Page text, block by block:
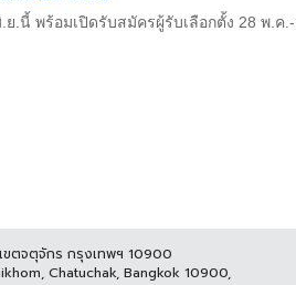
.นี้ พร้อมเปิดรับสมัครผู้รับเลือกตั้ง 28 พ.ค
ขตจตุจักร กรุงเทพฯ 10900
Chatuchak, Bangkok 10900,